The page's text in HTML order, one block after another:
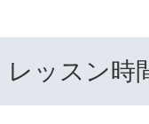
レッスン時